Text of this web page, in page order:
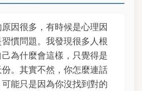
因很多，有時候是心理因
慣問題。我發現很多人根
為什麼會這樣，只覺得是
。其實不然，你怎麼連話
能只是因為你沒找到對的